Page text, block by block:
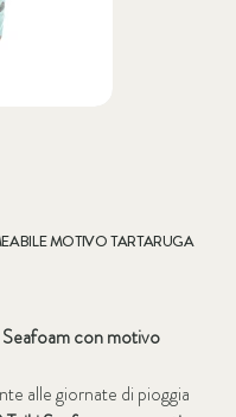
MOTIVO TARTARUGA
con motivo
alle giornate di pioggia